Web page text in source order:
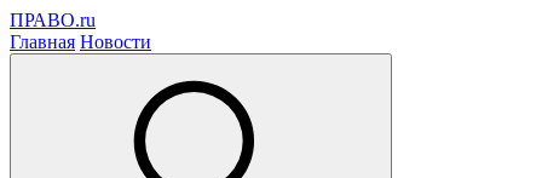
ПРАВО.ru
Главная Новости